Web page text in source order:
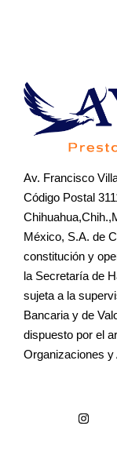
Av. Francisco
Código Postal
México, S.A. de
constitución y
la Secretaría de
sujeta a la
Bancaria y de
dispuesto por el
Organizaciones y